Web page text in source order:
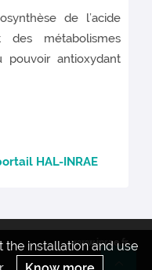
de l’acide
des métabolismes
pouvoir antioxydant
HAL-INRAE
installation and use
www.inrae.fr